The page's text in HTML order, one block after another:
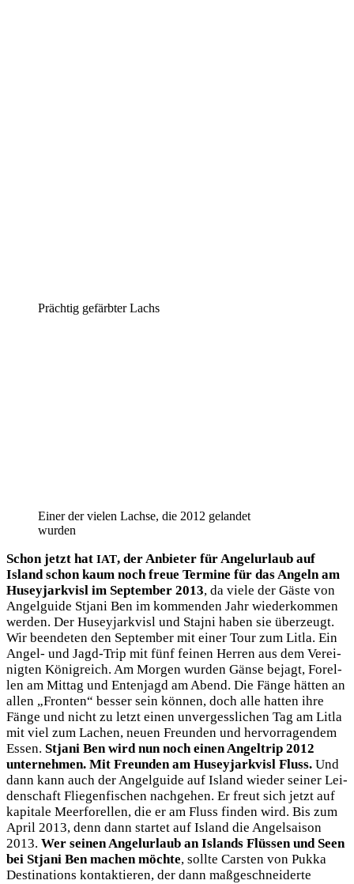
Präch­tig gefärb­ter Lachs
Einer der vie­len Lach­se, die 2012 gelan­det
wurden
Schon jetzt hat IAT, der Anbie­ter für Angel­ur­laub auf
Island schon kaum noch freue Ter­mi­ne für das Angeln am
Husey­jark­visl im Sep­tem­ber 2013, da vie­le der Gäs­te von
Angel­gui­de Stja­ni Ben im kom­men­den Jahr wie­der­kom­men
wer­den. Der Husey­jark­visl und Sta­j­ni haben sie über­zeugt.
Wir been­de­ten den Sep­tem­ber mit einer Tour zum Lit­la. Ein
Angel- und Jagd-Trip mit fünf fei­nen Her­ren aus dem Ver­ei­
nig­ten König­reich. Am Mor­gen wur­den Gän­se bejagt, Forel­
len am Mit­tag und Enten­jagd am Abend. Die Fän­ge hät­ten an
allen „Fron­ten“ bes­ser sein kön­nen, doch alle hat­ten ihre
Fän­ge und nicht zu letzt einen unver­gess­li­chen Tag am Lit­la
mit viel zum Lachen, neu­en Freun­den und her­vor­ra­gen­dem
Essen. Stja­ni Ben wird nun noch einen Angel­trip 2012
unter­neh­men. Mit Freun­den am Husey­jark­visl Fluss. Und
dann kann auch der Angel­gui­de auf Island wie­der sei­ner Lei­
den­schaft Flie­gen­fi­schen nach­ge­hen. Er freut sich jetzt auf
kapi­ta­le Meer­fo­rel­len, die er am Fluss fin­den wird. Bis zum
April 2013, denn dann star­tet auf Island die Angel­sai­son
2013. Wer sei­nen Angel­ur­laub an Islands Flüs­sen und Seen
bei Stja­ni Ben machen möch­te, soll­te Cars­ten von Puk­ka
Desti­na­ti­ons kon­tak­tie­ren, der dann maß­ge­schnei­der­te